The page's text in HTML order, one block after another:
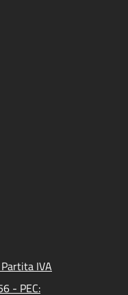
IVA
- PEC: